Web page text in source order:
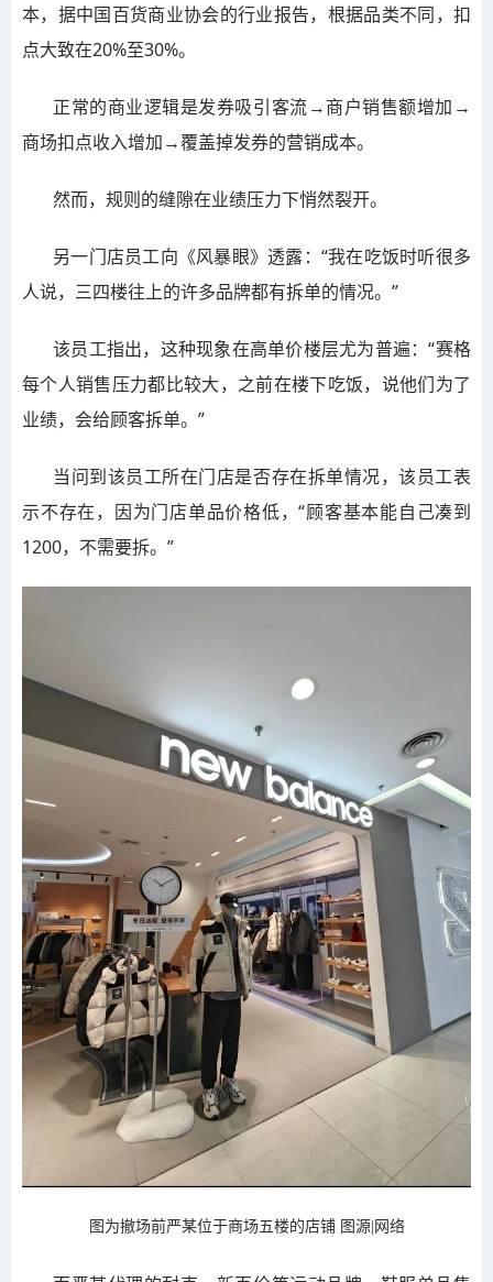
本，据中国百货商业协会的行业报告，根据品类不同，扣
点大致在20%至30%。
正常的商业逻辑是发券吸引客流→商户销售额增加→
商场扣点收入增加→覆盖掉发券的营销成本。
然而，规则的缝隙在业绩压力下悄然裂开。
另一门店员工向《风暴眼》透露：“我在吃饭时听很多
人说，三四楼往上的许多品牌都有拆单的情况。”
该员工指出，这种现象在高单价楼层尤为普遍：“赛格
每个人销售压力都比较大，之前在楼下吃饭，说他们为了
业绩，会给顾客拆单。”
当问到该员工所在门店是否存在拆单情况，该员工表
示不存在，因为门店单品价格低，“顾客基本能自己凑到
1200，不需要拆。”
图为撤场前严某位于商场五楼的店铺 图源|网络